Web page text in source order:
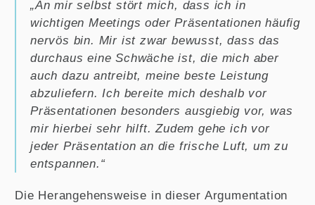
„An mir selbst stört mich, dass ich in
wichtigen Meetings oder Präsentationen häufig
nervös bin. Mir ist zwar bewusst, dass das
durchaus eine Schwäche ist, die mich aber
auch dazu antreibt, meine beste Leistung
abzuliefern. Ich bereite mich deshalb vor
Präsentationen besonders ausgiebig vor, was
mir hierbei sehr hilft. Zudem gehe ich vor
jeder Präsentation an die frische Luft, um zu
entspannen.“
Die Herangehensweise in dieser Argumentation